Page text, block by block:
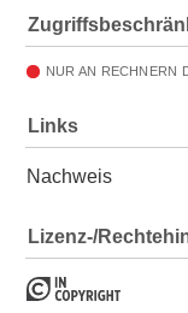
NUR AN RECHNERN
Links
Nachweis
Lizenz-/